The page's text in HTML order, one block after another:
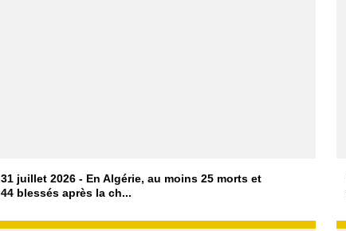
31 juillet 2026 - En Algérie, au moins 25 morts et
44 blessés après la ch...